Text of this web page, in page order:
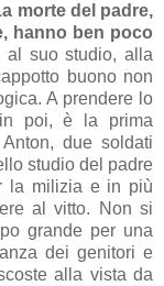
morte del padre,
hanno ben poco
al suo studio, alla
buono non
A prendere lo
poi, è la prima
due soldati
studio del padre
la milizia e in più
al vitto. Non si
grande per una
dei genitori e
alla vista da